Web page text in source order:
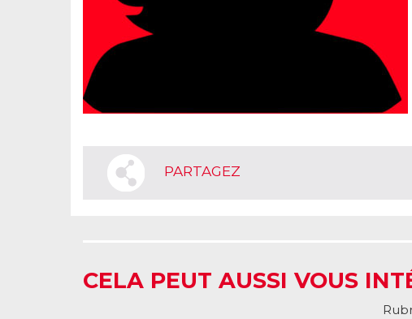
PARTAGEZ
CELA PEUT AUSSI VOUS